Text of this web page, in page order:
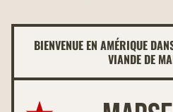
BIENVENUE EN AMÉRIQUE
VIANDE DE